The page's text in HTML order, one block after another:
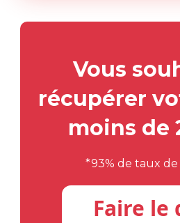
Vous
récupérer
moins de
*93% de taux de
Faire le